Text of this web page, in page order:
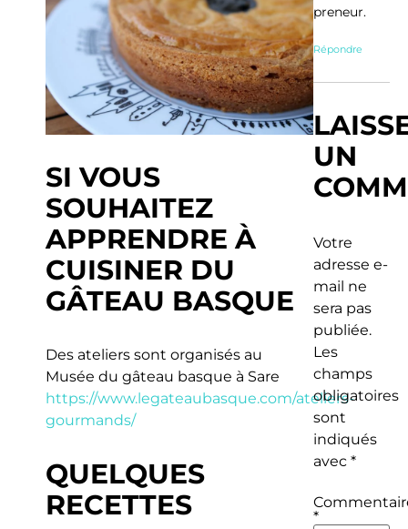
SI VOUS
SOUHAITEZ
APPRENDRE À
CUISINER DU
GÂTEAU BASQUE
Des ateliers sont organisés au
Musée du gâteau basque à Sare
https://www.legateaubasque.com/ateliers-
gourmands/
QUELQUES
RECETTES
preneur.
Répondre
UN
Votre
adresse e-
mail ne
sera pas
publiée.
Les
champs
obligatoires
sont
indiqués
avec *
*